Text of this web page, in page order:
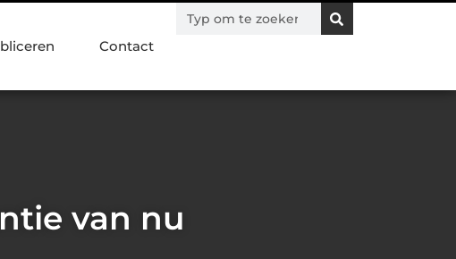
Contact
van nu